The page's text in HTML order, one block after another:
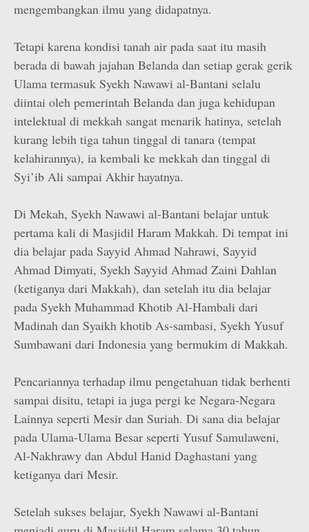
mengembangkan ilmu yang didapatnya.
Tetapi karena kondisi tanah air pada saat itu masih
berada di bawah jajahan Belanda dan setiap gerak gerik
Ulama termasuk Syekh Nawawi al-Bantani selalu
diintai oleh pemerintah Belanda dan juga kehidupan
intelektual di mekkah sangat menarik hatinya, setelah
kurang lebih tiga tahun tinggal di tanara (tempat
kelahirannya), ia kembali ke mekkah dan tinggal di
Syi’ib Ali sampai Akhir hayatnya.
Di Mekah, Syekh Nawawi al-Bantani belajar untuk
pertama kali di Masjidil Haram Makkah. Di tempat ini
dia belajar pada Sayyid Ahmad Nahrawi, Sayyid
Ahmad Dimyati, Syekh Sayyid Ahmad Zaini Dahlan
(ketiganya dari Makkah), dan setelah itu dia belajar
pada Syekh Muhammad Khotib Al-Hambali dari
Madinah dan Syaikh khotib As-sambasi, Syekh Yusuf
Sumbawani dari Indonesia yang bermukim di Makkah.
Pencariannya terhadap ilmu pengetahuan tidak berhenti
sampai disitu, tetapi ia juga pergi ke Negara-Negara
Lainnya seperti Mesir dan Suriah. Di sana dia belajar
pada Ulama-Ulama Besar seperti Yusuf Samulaweni,
Al-Nakhrawy dan Abdul Hanid Daghastani yang
ketiganya dari Mesir.
Setelah sukses belajar, Syekh Nawawi al-Bantani